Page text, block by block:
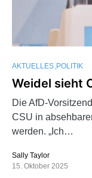
AKTUELLES POLITIK
Weidel sieht
Die AfD-
CSU in
werden. „Ich…
Sally Taylor
15. Oktober 2025